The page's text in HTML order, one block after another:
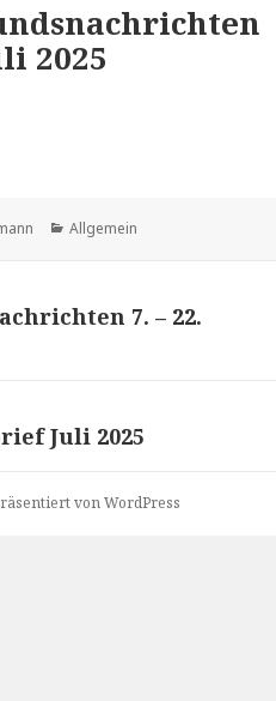
2025
Kategorien
Allgemein
7. – 22.
Juli 2025
von WordPress